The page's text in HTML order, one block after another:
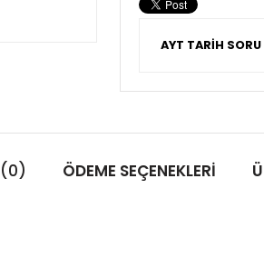
AYT TARİH
(0) ÖDEME SEÇENEKLERI